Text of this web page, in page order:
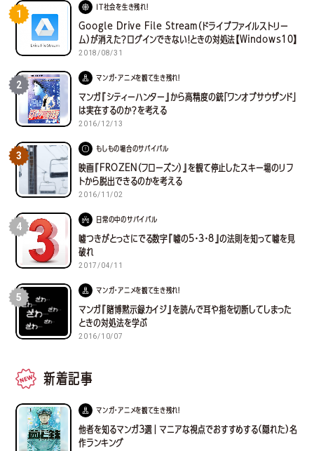
1
IT社会を生き残れ！
Google Drive File Stream（ドライブファイルストリー
ム）が消えた？ログインできない！ときの対処法【Windows10】
2018/08/31
2
マンガ・アニメを観て生き残れ！
マンガ『シティーハンター』から高精度の銃「ワンオブサウザンド」
は実在するのか？を考える
2016/12/13
3
もしもの場合のサバイバル
映画『FROZEN（フローズン）』を観て停止したスキー場のリフ
トから脱出できるのかを考える
2016/11/02
4
日常の中のサバイバル
嘘つきがとっさにでる数字『嘘の5・3・8』の法則を知って嘘を見
破れ
2017/04/11
5
マンガ・アニメを観て生き残れ！
マンガ『賭博黙示録カイジ』を読んで耳や指を切断してしまった
ときの対処法を学ぶ
2016/10/07
新着記事
マンガ・アニメを観て生き残れ！
他者を知るマンガ３選｜マニアな視点でおすすめする(隠れた)名
作ランキング